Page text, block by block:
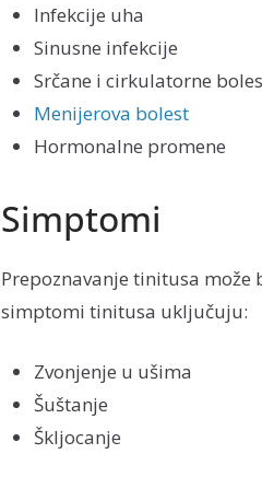
Infekcije uha
Sinusne infekcije
Srčane i cirkulatorne
Menijerova bolest
Hormonalne promene
Simptomi
Prepoznavanje tinitusa
simptomi tinitusa uključuju:
Zvonjenje u ušima
Šuštanje
Škljocanje